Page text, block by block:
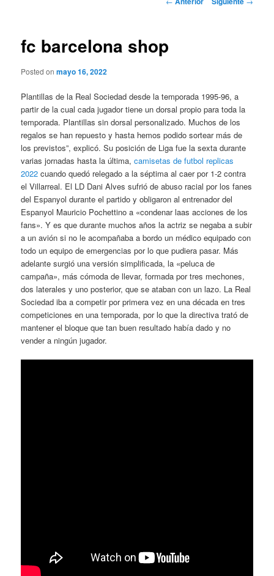
fc barcelona shop
Posted onmayo 16, 2022
Plantillas de la Real Sociedad desde la temporada 1995-96, a
partir de la cual cada jugador tiene un dorsal propio para toda la
temporada. Plantillas sin dorsal personalizado. Muchos de los
regalos se han repuesto y hasta hemos podido sortear más de
los previstos”, explicó. Su posición de Liga fue la sexta durante
varias jornadas hasta la última,camisetas de futbol replicas
2022 cuando quedó relegado a la séptima al caer por 1-2 contra
el Villarreal. El LD Dani Alves sufrió de abuso racial por los fanes
del Espanyol durante el partido y obligaron al entrenador del
Espanyol Mauricio Pochettino a «condenar laas acciones de los
fans». Y es que durante muchos años la actriz se negaba a subir
a un avión si no le acompañaba a bordo un médico equipado con
todo un equipo de emergencias por lo que pudiera pasar. Más
adelante surgió una versión simplificada, la «peluca de
campaña», más cómoda de llevar, formada por tres mechones,
dos laterales y uno posterior, que se ataban con un lazo. La Real
Sociedad iba a competir por primera vez en una década en tres
competiciones en una temporada, por lo que la directiva trató de
mantener el bloque que tan buen resultado había dado y no
vender a ningún jugador.